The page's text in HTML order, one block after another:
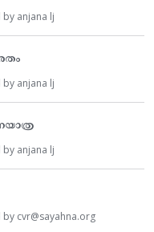
by anjana lj
by anjana lj
by anjana lj
by cvr@sayahna.org